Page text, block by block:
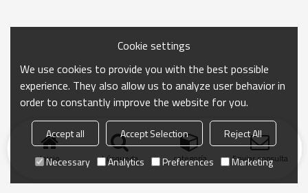
Inicio búsqueda categoría Enviar consulta
Cookie settings
We use cookies to provide you with the best possible
experience. They also allow us to analyze user behavior in
order to constantly improve the website for you.
Accept all Accept Selection
Reject All
Necessary
Analytics Preferences Marketing